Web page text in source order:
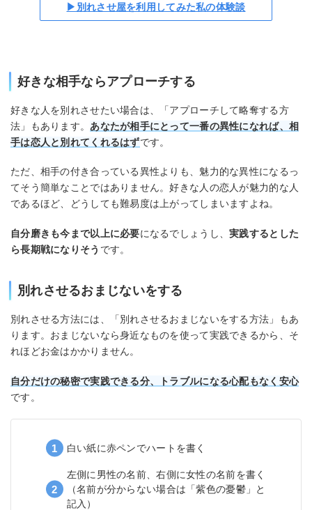
▶別れさせ屋を利用してみた私の体験談
好きな相手ならアプローチする
好きな人を別れさせたい場合は、「アプローチして略奪する方
法」もあります。 あなたが相手にとって一番の異性になれば、相
手は恋人と別れてくれるはずです。
ただ、相手の付き合っている異性よりも、魅力的な異性になるっ
てそう簡単なことではありません。好きな人の恋人が魅力的な人
であるほど、どうしても難易度は上がってしまいますよね。
自分磨きも今まで以上に必要になるでしょうし、実践するとした
ら長期戦になりそう です。
別れさせるおまじないをする
別れさせる方法には、「別れさせるおまじないをする方法」もあ
ります。おまじないなら身近なものを使って実践できるから、そ
れほどお金はかかりません。
自分だけの秘密で実践できる分、トラブルになる心配もなく安心
です。
白い紙に赤ペンでハートを書く
左側に男性の名前、右側に女性の名前を書く
（名前が分からない場合は「紫色の憂鬱」と
記入）